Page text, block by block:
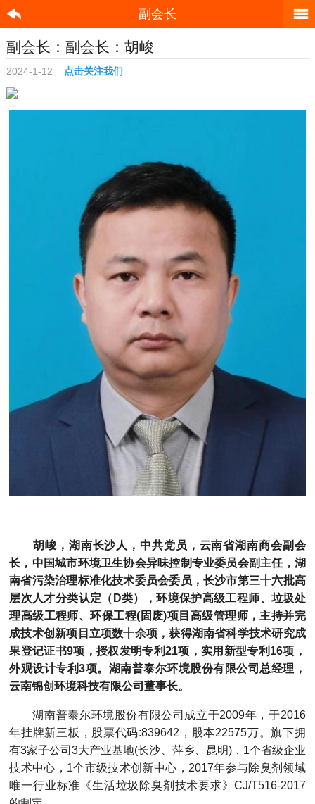
副会长
副会长：副会长：胡峻
2024-1-12 点击关注我们
胡峻，湖南长沙人，中共党员，云南省湖南商会副 会
长，中国城市环境卫生协会异味控制专业委员会副主任，湖
南省污染治理标准化技术委员会委员，长沙市第三十六批高
层次人才分类认定（D类），环境保护高级工程师、垃圾处
理高级工程师、环保工程(固废)项目高级管理师，主持并完
成技术创新项目立项数十余项，获得湖南省科学技术研究成
果登记证书9项，授权发明专利21项，实用新型专利16项，
外观设计专利3项。湖南普泰尔环境股份有限公司总经理，
云南锦创环境科技有限公司董事长。
湖南普泰尔环境股份有限公司成立于2009年，于2016
年挂牌新三板，股票代码:839642，股本22575万。旗下拥
有3家子公司3大产业基地(长沙、萍乡、昆明)，1个省级企业
技术中心，1个市级技术创新中心，2017年参与除臭剂领域
唯一行业标准《生活垃圾除臭剂技术要求》CJ/T516-2017